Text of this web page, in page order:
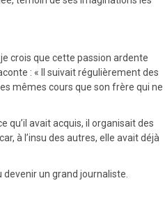
je crois que cette passion ardente
: « Il suivait régulièrement des
mêmes cours que son frère qui ne
qu’il avait acquis, il organisait des
à l’insu des autres, elle avait déjà
un grand journaliste.